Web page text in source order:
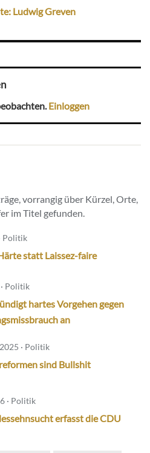
Ludwig Greven
Einloggen
vorrangig über Kürzel, Orte,
im Titel gefunden.
Politik
statt Laissez-faire
Politik
hartes Vorgehen gegen
an
· Politik
sind Bullshit
· Politik
erfasst die CDU